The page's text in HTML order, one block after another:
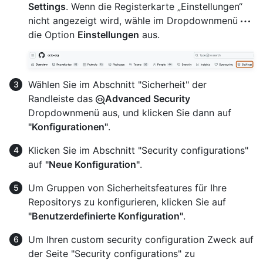
Settings. Wenn die Registerkarte „Einstellungen“
nicht angezeigt wird, wähle im Dropdownmenü
die Option Einstellungen aus.
Wählen Sie im Abschnitt "Sicherheit" der
Randleiste das
Advanced Security
Dropdownmenü aus, und klicken Sie dann auf
"Konfigurationen".
Klicken Sie im Abschnitt "Security configurations"
auf "Neue Konfiguration".
Um Gruppen von Sicherheitsfeatures für Ihre
Repositorys zu konfigurieren, klicken Sie auf
"Benutzerdefinierte Konfiguration".
Um Ihren custom security configuration Zweck auf
der Seite "Security configurations" zu